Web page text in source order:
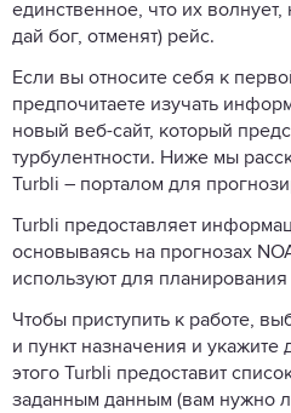
единственное, что их
дай бог, отменят) рейс.
Если вы относите себя к
предпочитаете изучать
новый веб-сайт, который
турбулентности. Ниже мы
Turbli – порталом для
Turbli предоставляет
основываясь на прогнозах
используют для планирования
Чтобы приступить к работе,
и пункт назначения и укажите
этого Turbli предоставит
заданным данным (вам нужно